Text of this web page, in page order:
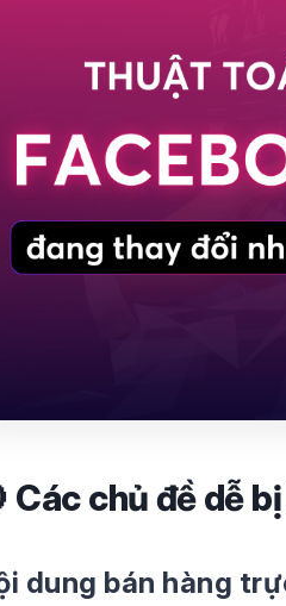
Các chủ đề dễ
dung bán hàng